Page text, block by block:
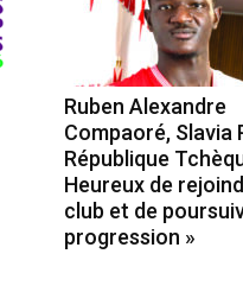
Ruben Alexandre
Compaoré, Slavia
République
Heureux de
club et de
progression »